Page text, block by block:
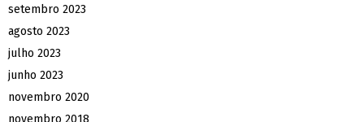
setembro 2023
agosto 2023
julho 2023
junho 2023
novembro 2020